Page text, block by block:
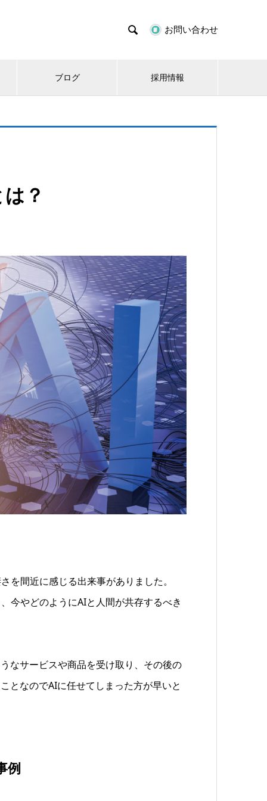
 お問い合わせ
ブログ 採用情報
？
を間近に感じる出来事がありました。
今やどのようにAIと人間が共存するべき
なサービスや商品を受け取り、その後の
となのでAIに任せてしまった方が早いと
例